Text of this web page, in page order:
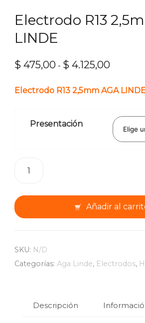
Electrodo R13
LINDE
$ 475,00 - $ 4.125,00Rango
precios:
$ 475,00
hasta
Electrodo R13 2,5mm AGA
Presentación
AGA
LINDE
Añadir al
SKU: N/D
Categorías: Aga Linde, Electrodos,
Descripción